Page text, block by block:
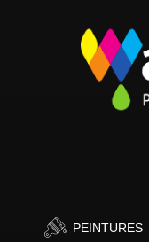
PEINTURES